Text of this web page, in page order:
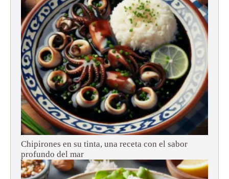
Chipirones en su tinta, una receta con el sabor
profundo del mar